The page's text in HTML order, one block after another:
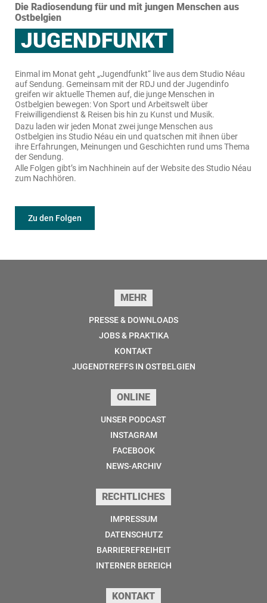
Die Radiosendung für und mit jungen Menschen aus
Ostbelgien
JUGENDFUNKT
Einmal im Monat geht „Jugendfunkt“ live aus dem Studio Néau
auf Sendung. Gemeinsam mit der RDJ und der Jugendinfo
greifen wir aktuelle Themen auf, die junge Menschen in
Ostbelgien bewegen: Von Sport und Arbeitswelt über
Freiwilligendienst & Reisen bis hin zu Kunst und Musik.
Dazu laden wir jeden Monat zwei junge Menschen aus
Ostbelgien ins Studio Néau ein und quatschen mit ihnen über
ihre Erfahrungen, Meinungen und Geschichten rund ums Thema
der Sendung.
Alle Folgen gibt’s im Nachhinein auf der Website des Studio Néau
zum Nachhören.
Zu den Folgen
MEHR
PRESSE & DOWNLOADS
JOBS & PRAKTIKA
KONTAKT
JUGENDTREFFS IN OSTBELGIEN
ONLINE
UNSER PODCAST
INSTAGRAM
FACEBOOK
NEWS-ARCHIV
RECHTLICHES
IMPRESSUM
DATENSCHUTZ
BARRIEREFREIHEIT
INTERNER BEREICH
KONTAKT